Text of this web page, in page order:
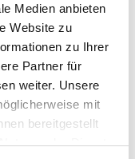
Medien anbieten
Website zu
zu Ihrer
Partner für
weiter. Unsere
mit
bereitgestellt
der Dienste